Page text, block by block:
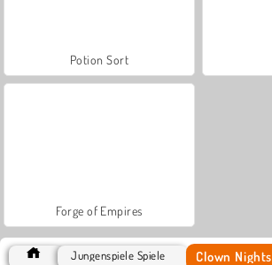
Potion Sort
Forge of Empires
Jungenspiele Spiele Clown Nights